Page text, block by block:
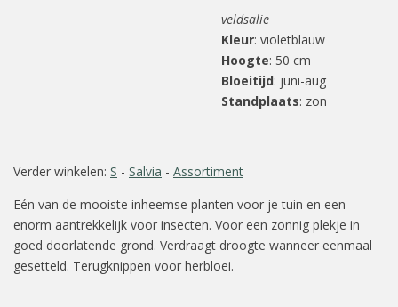
veldsalie
Kleur: violetblauw
Hoogte: 50 cm
Bloeitijd: juni-aug
Standplaats: zon
Verder winkelen: S - Salvia - Assortiment
Eén van de mooiste inheemse planten voor je tuin en een
enorm aantrekkelijk voor insecten. Voor een zonnig plekje in
goed doorlatende grond. Verdraagt droogte wanneer eenmaal
gesetteld. Terugknippen voor herbloei.